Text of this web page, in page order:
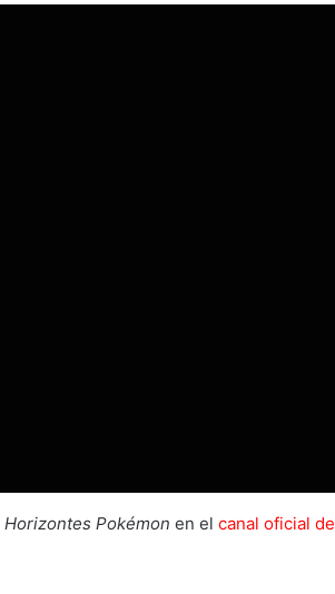
Horizontes Pokémon en el canal oficial de